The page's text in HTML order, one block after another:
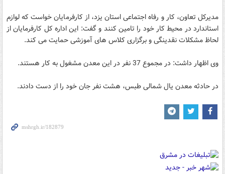
مدیرکل تعاون، کار و رفاه اجتماعی استان یزد، از کارفرمایان خواست که لوازم
استاندارد در محیط کار خود را تامین کنند و گفت: این اداره کل کارفرمایان از
لحاظ مشکلات نقدینگی و برگزاری کلاس های آموزشی حمایت می کند.
وی اظهار داشت: در مجموع 37 نفر در این معدن مشغول به کار هستند.
در حادثه معدن یال شمالی طبس، هشت نفر جان خود را از دست دادند.